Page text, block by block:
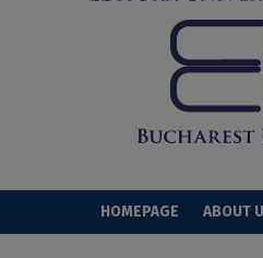
HOMEPAGE ABOUT